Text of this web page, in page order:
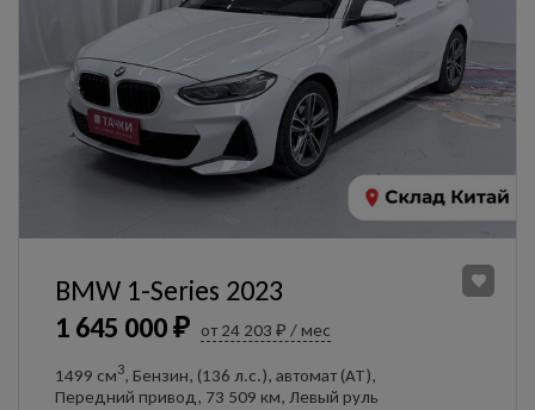
1 645 000 ₽ от 24 203 ₽ / мес
BMW 1-Series 2023
1499 см3, Бензин, (136 л.с.), автомат (AT),
Передний привод, 73 509 км, Левый руль